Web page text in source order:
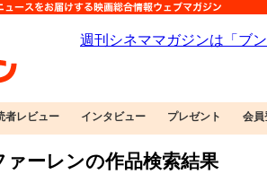
者レビュー インタビュー プレゼント 会員
ーレンの作品検索結果